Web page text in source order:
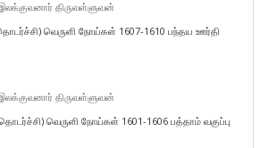
திருவள்ளுவன்
வெருளி நோய்கள் 1607-1610 பந்தய ஊர்தி
திருவள்ளுவன்
வெருளி நோய்கள் 1601-1606 பத்தாம் வகுப்பு